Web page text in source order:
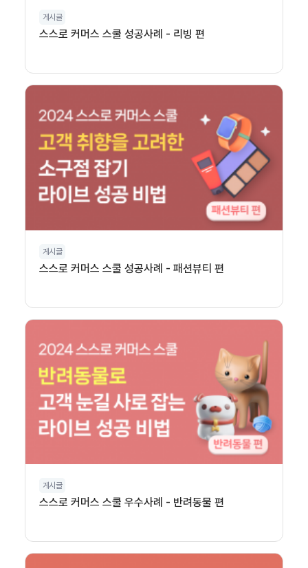
게시글
스스로 커머스 스쿨 성공사례 - 리빙 편
게시글
스스로 커머스 스쿨 성공사례 - 패션뷰티 편
게시글
스스로 커머스 스쿨 우수사례 - 반려동물 편